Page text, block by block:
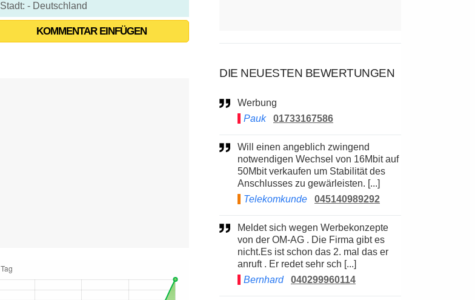
Stadt: - Deutschland
KOMMENTAR EINFÜGEN
DIE NEUESTEN BEWERTUNGEN
Werbung
Pauk
01733167586
Will einen angeblich zwingend
notwendigen Wechsel von 16Mbit auf
50Mbit verkaufen um Stabilität des
Anschlusses zu gewärleisten. [...]
Telekomkunde
045140989292
Meldet sich wegen Werbekonzepte
von der OM-AG . Die Firma gibt es
nicht.Es ist schon das 2. mal das er
anruft . Er redet sehr sch [...]
Bernhard
040299960114